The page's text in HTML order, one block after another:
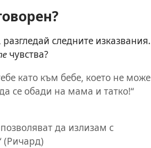
следните изказвания.
чувства?
като към бебе, което не може
се обади на мама и татко!“
да излизам с
(Ричард)